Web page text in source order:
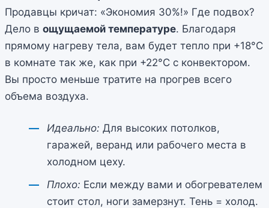
Продавцы кричат: «Экономия 30%!» Где подвох?
Дело в ощущаемой температуре. Благодаря
прямому нагреву тела, вам будет тепло при +18°C
в комнате так же, как при +22°C с конвектором.
Вы просто меньше тратите на прогрев всего
объема воздуха.
Идеально: Для высоких потолков,
гаражей, веранд или рабочего места в
холодном цеху.
Плохо: Если между вами и обогревателем
стоит стол, ноги замерзнут. Тень = холод.